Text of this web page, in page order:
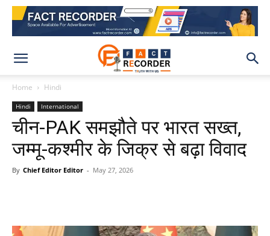
Home Hindi
Hindi International
चीन-PAK समझौते पर भारत सख्त,
जम्मू-कश्मीर के जिक्र से बढ़ा विवाद
By Chief Editor Editor - May 27, 2026